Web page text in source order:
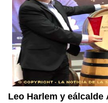
Leo Harlem y eálcalde